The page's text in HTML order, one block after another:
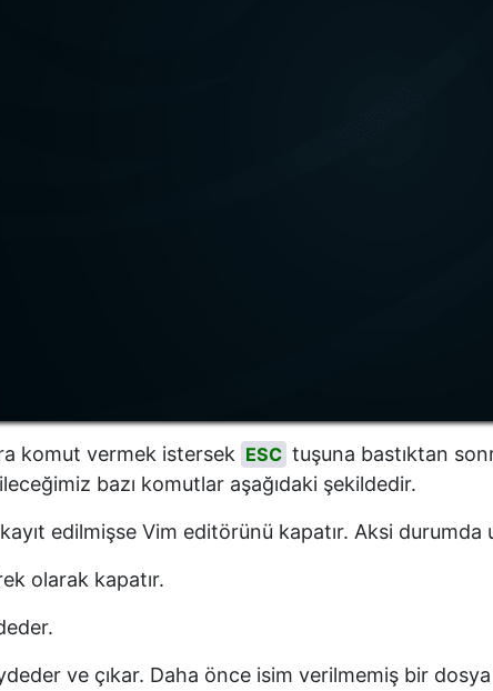
komut vermek istersek ESC tuşuna bastıktan
bazı komutlar aşağıdaki şekildedir.
edilmişse Vim editörünü kapatır. Aksi durumda
olarak kapatır.
ve çıkar. Daha önce isim verilmemiş bir